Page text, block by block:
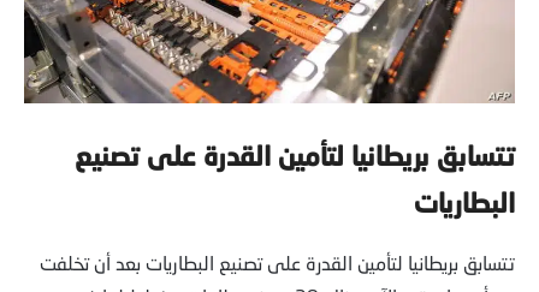
تتسابق بريطانيا لتأمين القدرة على تصنيع
البطاريات
تتسابق بريطانيا لتأمين القدرة على تصنيع البطاريات بعد أن تخلفت